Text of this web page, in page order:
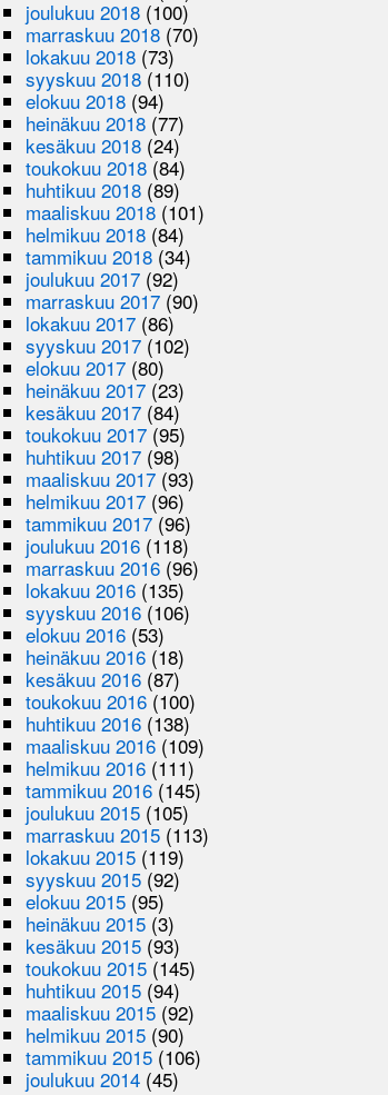
joulukuu 2018 (100)
marraskuu 2018 (70)
lokakuu 2018 (73)
syyskuu 2018(110)
elokuu 2018 (94)
heinäkuu 2018 (77)
kesäkuu 2018 (24)
toukokuu 2018(84)
huhtikuu 2018 (89)
maaliskuu 2018 (101)
helmikuu 2018 (84)
tammikuu 2018(34)
joulukuu 2017 (92)
marraskuu 2017 (90)
lokakuu 2017 (86)
syyskuu 2017(102)
elokuu 2017 (80)
heinäkuu 2017 (23)
kesäkuu 2017 (84)
toukokuu 2017(95)
huhtikuu 2017 (98)
maaliskuu 2017 (93)
helmikuu 2017 (96)
tammikuu 2017(96)
joulukuu 2016 (118)
marraskuu 2016 (96)
lokakuu 2016 (135)
syyskuu 2016(106)
elokuu 2016 (53)
heinäkuu 2016 (18)
kesäkuu 2016 (87)
toukokuu 2016(100)
huhtikuu 2016 (138)
maaliskuu 2016 (109)
helmikuu 2016 (111)
tammikuu 2016(145)
joulukuu 2015 (105)
marraskuu 2015 (113)
lokakuu 2015 (119)
syyskuu 2015(92)
elokuu 2015 (95)
heinäkuu 2015 (3)
kesäkuu 2015 (93)
toukokuu 2015(145)
huhtikuu 2015 (94)
maaliskuu 2015 (92)
helmikuu 2015 (90)
tammikuu 2015(106)
joulukuu 2014 (45)